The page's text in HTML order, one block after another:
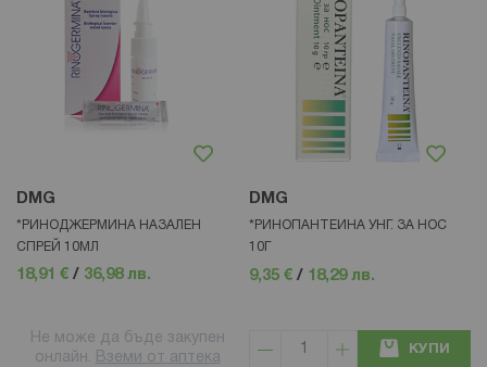
DMG
*РИНОДЖЕРМИНА НАЗАЛЕН
СПРЕЙ 10МЛ
18,91 € / 36,98 лв.
Не може да бъде закупен
онлайн. Вземи от аптека
DMG
*РИНОПАНТЕИНА УНГ. ЗА НОС
10Г
9,35 € / 18,29 лв.
КУПИ